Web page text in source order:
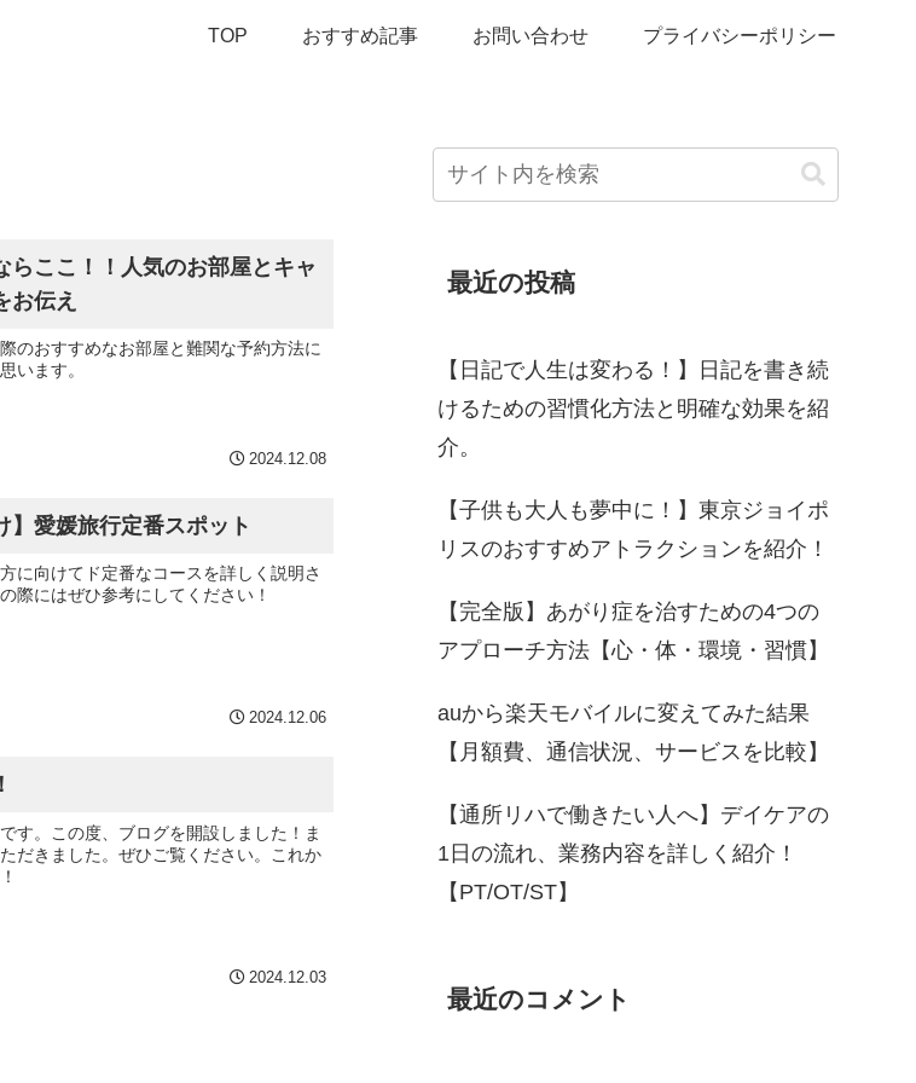
TOP おすすめ記事 お問い合わせ プライバシーポリシー
らここ！！人気のお部屋とキャ
お伝え
のおすすめなお部屋と難関な予約方法に
います。
2024.12.08
】愛媛旅行定番スポット
に向けてド定番なコースを詳しく説明さ
際にはぜひ参考にしてください！
2024.12.06
す。この度、ブログを開設しました！ま
だきました。ぜひご覧ください。これか
2024.12.03
最近の投稿
【日記で人生は変わる！】日記を書き続
けるための習慣化方法と明確な効果を紹
介。
【子供も大人も夢中に！】東京ジョイポ
リスのおすすめアトラクションを紹介！
【完全版】あがり症を治すための4つの
アプローチ方法【心・体・環境・習慣】
auから楽天モバイルに変えてみた結果
【月額費、通信状況、サービスを比較】
【通所リハで働きたい人へ】デイケアの
1日の流れ、業務内容を詳しく紹介！
【PT/OT/ST】
最近のコメント